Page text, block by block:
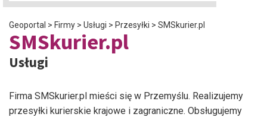
Geoportal > Firmy > Usługi > Przesyłki > SMSkurier.pl
SMSkurier.pl
Usługi
Firma SMSkurier.pl mieści się w Przemyślu. Realizujemy
przesyłki kurierskie krajowe i zagraniczne. Obsługujemy